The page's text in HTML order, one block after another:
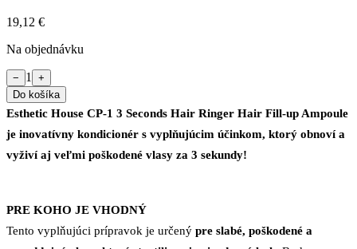
19,12 €
Na objednávku
− 1
+
Do košíka
Esthetic House CP-1 3 Seconds Hair Ringer Hair Fill-up Ampoule
je inovatívny kondicionér s vyplňujúcim účinkom, ktorý obnoví a
vyživí aj veľmi poškodené vlasy za 3 sekundy!
PRE KOHO JE VHODNÝ
Tento vyplňujúci prípravok je určený pre slabé, poškodené a